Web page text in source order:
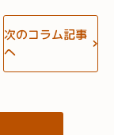
次のコラム記事
へ